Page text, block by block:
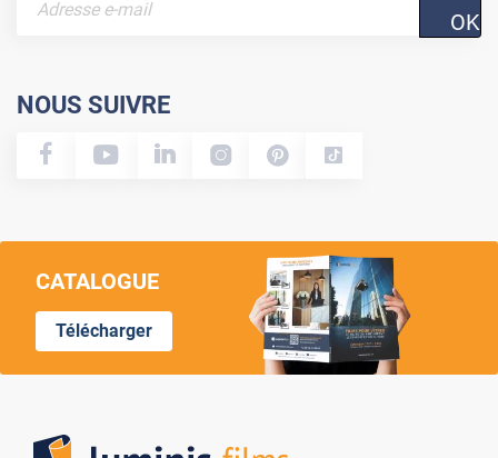
OK
NOUS SUIVRE
CATALOGUE
Télécharger